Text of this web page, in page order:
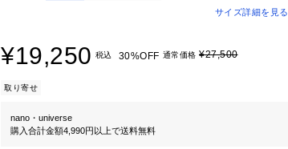
サイズ詳細を見る
¥19,250 税込 30%OFF 通常価格 ¥27,500
取り寄せ
nano・universe
購入合計金額4,990円以上で送料無料